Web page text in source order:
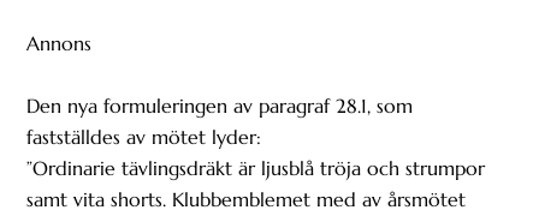
Annons
Den nya formuleringen av paragraf 28.1, som
fastställdes av mötet lyder:
”Ordinarie tävlingsdräkt är ljusblå tröja och strumpor
samt vita shorts. Klubbemblemet med av årsmötet